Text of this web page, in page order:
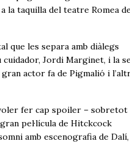
la taquilla del teatre Romea
que les separa amb diàlegs
Jordi Marginet, i la
actor fa de Pigmalió i
fer cap spoiler – sobretot
pel·lícula de Hitckcock
amb escenografia de